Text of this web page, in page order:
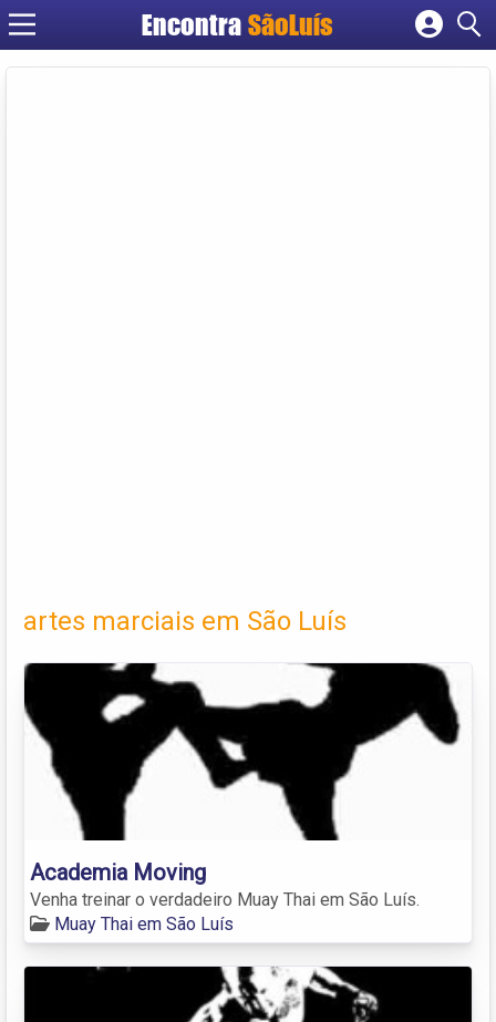
Encontra SãoLuís
Cadastrar empresa
artes marciais em São Luís
Academia Moving
Venha treinar o verdadeiro Muay Thai em São Luís.
Muay Thai em São Luís